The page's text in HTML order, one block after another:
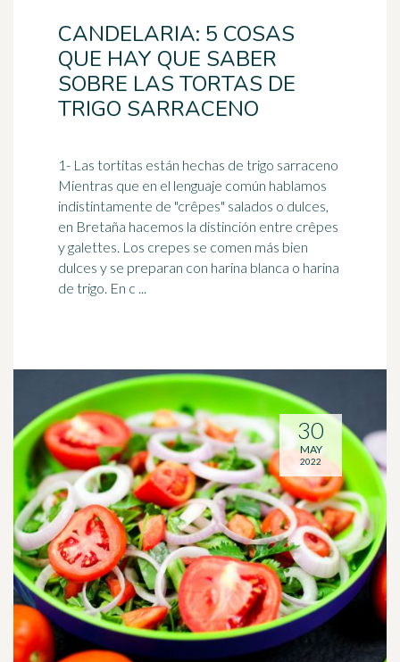
CANDELARIA: 5 COSAS
QUE HAY QUE SABER
SOBRE LAS TORTAS DE
TRIGO SARRACENO
1- Las tortitas están hechas de trigo sarraceno
Mientras que en el lenguaje común hablamos
indistintamente de "crêpes" salados o dulces,
en Bretaña hacemos la distinción entre crêpes
y galettes. Los crepes se comen más bien
dulces y se preparan con harina blanca o harina
de trigo. En c ...
30
MAY
2022